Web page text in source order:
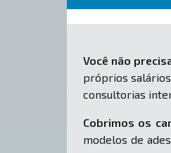
Você não
próprios
consultorias
Cobrimos os
modelos de